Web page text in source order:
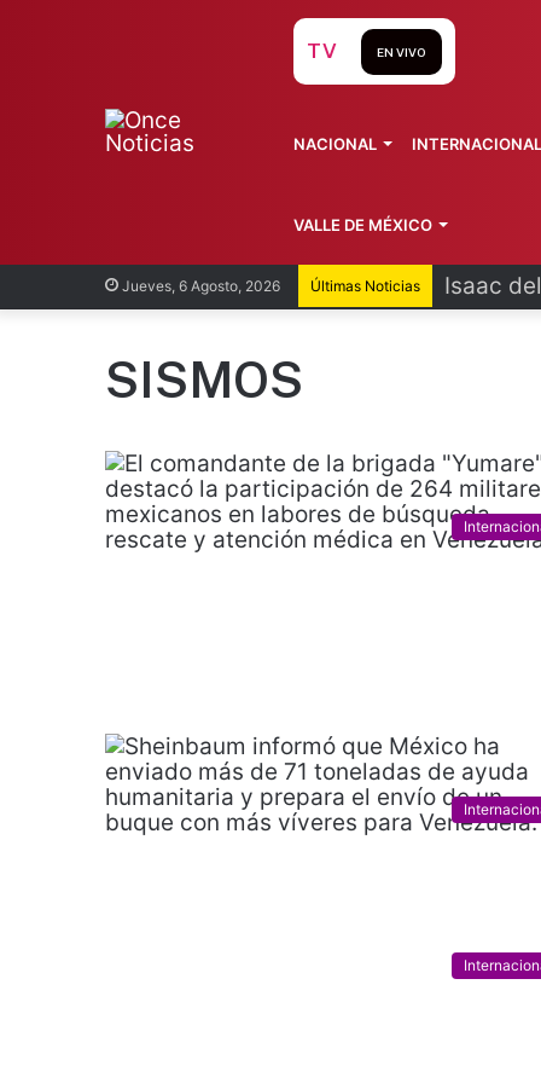
Jueves, 6 Agosto, 2026 Últimas Noticias Isaac
TV EN VIVO
NACIONAL INTERNACIONAL
VALLE DE MÉXICO
SISMOS